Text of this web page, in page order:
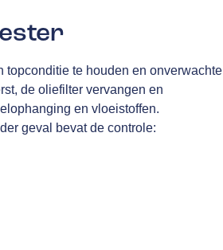
topconditie te houden en onverwachte
de oliefilter vervangen en
en vloeistoffen.
geval bevat de controle: